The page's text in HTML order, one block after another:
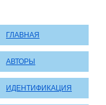
ГЛАВНАЯ
АВТОРЫ
ИДЕНТИФИКАЦИЯ